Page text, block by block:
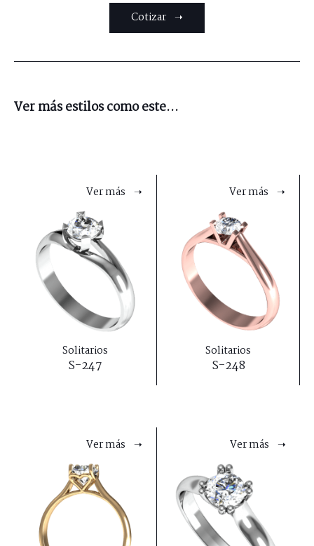
Cotizar ➝
Ver más estilos como este...
Ver más ➝
Solitarios
S-247
Ver más ➝
Solitarios
S-248
Ver más ➝ Ver más ➝